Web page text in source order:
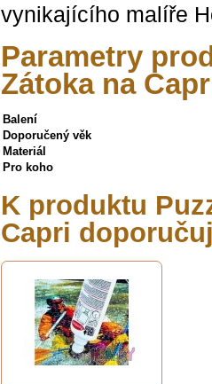
vynikajícího malíře
Parametry
Zátoka na
Balení
Doporučený věk
Materiál
Pro koho
K produktu
Capri